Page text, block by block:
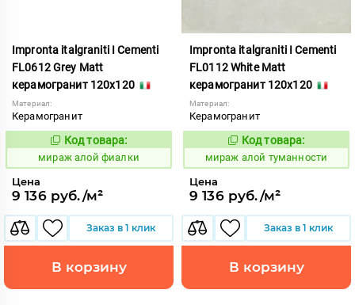
Impronta italgraniti I Cementi
FL0612 Grey Matt
керамогранит 120x120
Материал:
Керамогранит
984614
Код товара:
мираж алой фиалки
Цена
9 136 руб./м²
Заказ в 1 клик
В корзину
Impronta italgraniti I Cementi
FL0112 White Matt
керамогранит 120x120
Материал:
Керамогранит
984609
Код товара:
мираж алой туманности
Цена
9 136 руб./м²
Заказ в 1 клик
В корзину